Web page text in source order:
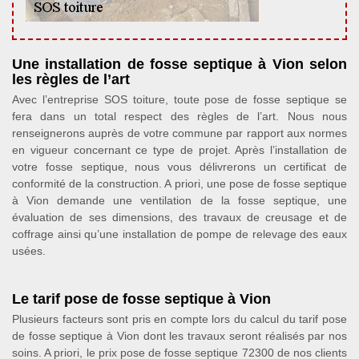
Une installation de fosse septique à Vion selon
les règles de l’art
Avec l’entreprise SOS toiture, toute pose de fosse septique se
fera dans un total respect des règles de l’art. Nous nous
renseignerons auprès de votre commune par rapport aux normes
en vigueur concernant ce type de projet. Après l’installation de
votre fosse septique, nous vous délivrerons un certificat de
conformité de la construction. A priori, une pose de fosse septique
à Vion demande une ventilation de la fosse septique, une
évaluation de ses dimensions, des travaux de creusage et de
coffrage ainsi qu’une installation de pompe de relevage des eaux
usées.
Le tarif pose de fosse septique à Vion
Plusieurs facteurs sont pris en compte lors du calcul du tarif pose
de fosse septique à Vion dont les travaux seront réalisés par nos
soins. A priori, le prix pose de fosse septique 72300 de nos clients